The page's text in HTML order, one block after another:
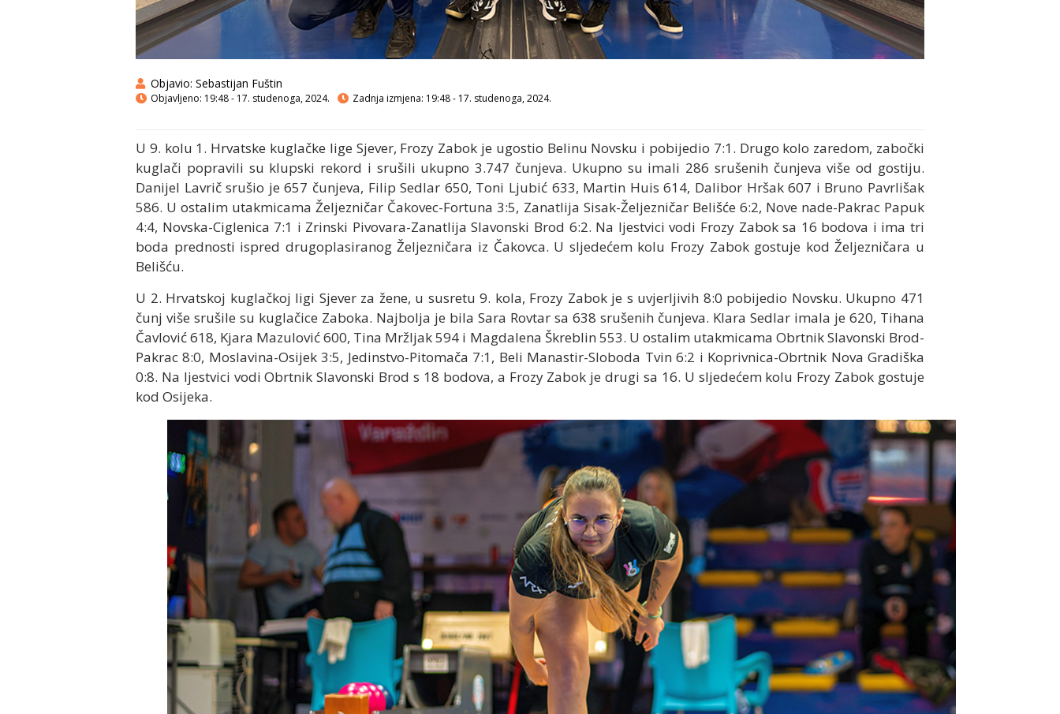
Objavio: Sebastijan Fuštin
Objavljeno: 19:48 - 17. studenoga, 2024. Zadnja izmjena: 19:48 - 17. studenoga, 2024.
U 9. kolu 1. Hrvatske kuglačke lige Sjever, Frozy Zabok je ugostio Belinu Novsku i pobijedio 7:1. Drugo kolo zaredom, zabočki
kuglači popravili su klupski rekord i srušili ukupno 3.747 čunjeva. Ukupno su imali 286 srušenih čunjeva više od gostiju.
Danijel Lavrič srušio je 657 čunjeva, Filip Sedlar 650, Toni Ljubić 633, Martin Huis 614, Dalibor Hršak 607 i Bruno Pavrlišak
586. U ostalim utakmicama Željezničar Čakovec-Fortuna 3:5, Zanatlija Sisak-Željezničar Belišće 6:2, Nove nade-Pakrac Papuk
4:4, Novska-Ciglenica 7:1 i Zrinski Pivovara-Zanatlija Slavonski Brod 6:2. Na ljestvici vodi Frozy Zabok sa 16 bodova i ima tri
boda prednosti ispred drugoplasiranog Željezničara iz Čakovca. U sljedećem kolu Frozy Zabok gostuje kod Željezničara u
Belišću.
U 2. Hrvatskoj kuglačkoj ligi Sjever za žene, u susretu 9. kola, Frozy Zabok je s uvjerljivih 8:0 pobijedio Novsku. Ukupno 471
čunj više srušile su kuglačice Zaboka. Najbolja je bila Sara Rovtar sa 638 srušenih čunjeva. Klara Sedlar imala je 620, Tihana
Čavlović 618, Kjara Mazulović 600, Tina Mržljak 594 i Magdalena Škreblin 553. U ostalim utakmicama Obrtnik Slavonski Brod-
Pakrac 8:0, Moslavina-Osijek 3:5, Jedinstvo-Pitomača 7:1, Beli Manastir-Sloboda Tvin 6:2 i Koprivnica-Obrtnik Nova Gradiška
0:8. Na ljestvici vodi Obrtnik Slavonski Brod s 18 bodova, a Frozy Zabok je drugi sa 16. U sljedećem kolu Frozy Zabok gostuje
kod Osijeka.